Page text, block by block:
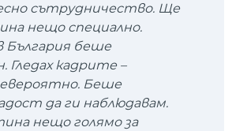
сътрудничество. Ще
нещо специално.
България беше
Гледах кадрите –
Беше
да ги наблюдавам.
нещо голямо за